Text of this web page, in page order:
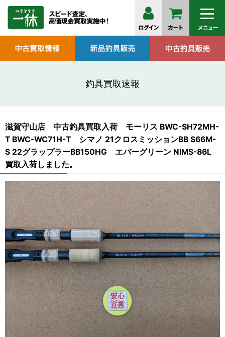
釣具買取速報
滋賀守山店 中古釣具買取入荷 モーリス BWC-SH72MH-
T BWC-WC71H-T シマノ 21クロスミッションBB S66M-
S 22グラップラーBB150HG エバーグリーン NIMS-86L
買取入荷しました。